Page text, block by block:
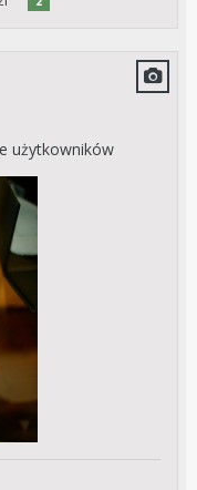
użytkowników